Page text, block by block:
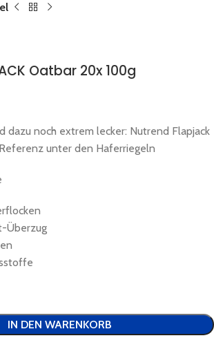
Oatbar 20x 100g
dazu noch extrem lecker: Nutrend Flapjack
unter den Haferriegeln
Überzug
IN DEN WARENKORB